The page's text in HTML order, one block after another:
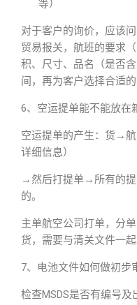
等）
对于客户的询价，应该
贸易报关，航班的要求
积、尺寸、品名（是否
间，再为客户选择合适
6、空运提单能不能放在
空运提单的产生：货→
详细信息）
→然后打提单→所有的提
的。
主单航空公司打单，分
货，需要与清关文件一起
7、电池文件如何做初步
检查MSDS是否有编号